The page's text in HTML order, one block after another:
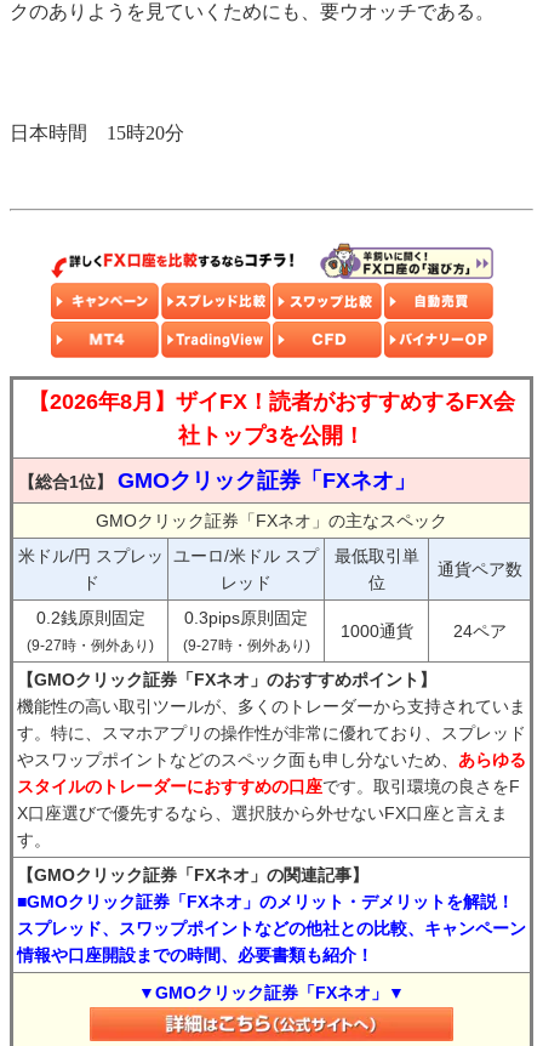
クのありようを見ていくためにも、要ウオッチである。
日本時間 15時20分
【2026年8月】ザイFX！読者がおすすめするFX会
社トップ3を公開！
【総合1位】 GMOクリック証券「FXネオ」
GMOクリック証券「FXネオ」の主なスペック
米ドル/円 スプレッ
ド
ユーロ/米ドル スプ
レッド
最低取引単
位
通貨ペア数
0.2銭原則固定
(9-27時・例外あり)
0.3pips原則固定
(9-27時・例外あり)
1000通貨 24ペア
【GMOクリック証券「FXネオ」のおすすめポイント】
機能性の高い取引ツールが、多くのトレーダーから支持されていま
す。特に、スマホアプリの操作性が非常に優れており、スプレッド
やスワップポイントなどのスペック面も申し分ないため、 あらゆる
スタイルのトレーダーにおすすめの口座です。取引環境の良さをF
X口座選びで優先するなら、選択肢から外せないFX口座と言えま
す。
【GMOクリック証券「FXネオ」の関連記事】
■GMOクリック証券「FXネオ」のメリット・デメリットを解説！
スプレッド、スワップポイントなどの他社との比較、キャンペーン
情報や口座開設までの時間、必要書類も紹介！
▼GMOクリック証券「FXネオ」▼